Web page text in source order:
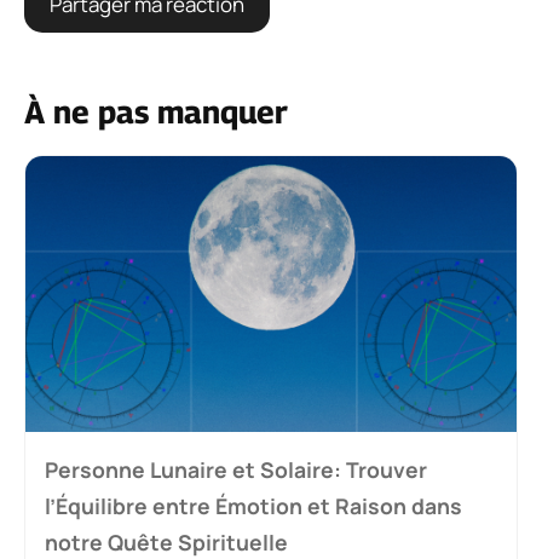
À ne pas manquer
Personne Lunaire et Solaire: Trouver
l’Équilibre entre Émotion et Raison dans
notre Quête Spirituelle